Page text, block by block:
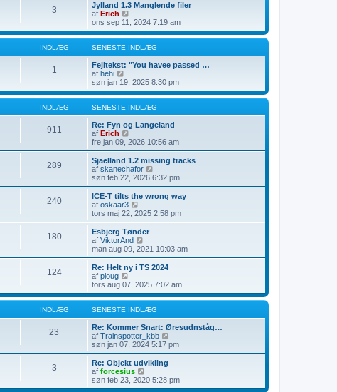
3
Jylland 1.3 Manglende filer
af Erich
s
d
e
t
s
n
e
s
t
e
i
d
l
æ
g
ons sep 11, 2024 7:19 am
INDLÆG SENESTE INDLÆG
1
Fejltekst: "You havee passed …
af hehi
i
s
d
e
t
s
e
n
e
s
t
e
d
l
æ
søn jan 19, 2025 8:30 pm
INDLÆG SENESTE INDLÆG
911
Re: Fyn og Langeland
af Erich
i
s
d
e
s
e
n
e
s
e
i
n
d
l
g
fre jan 09, 2026 10:56 am
289
Sjaelland 1.2 missing tracks
af skanechafor
i
s
d
t
e
s
e
n
d
æ
søn feb 22, 2026 6:32 pm
240
ICE-T tilts the wrong way
af oskaar3
i
s
d
e
t
e
n
e
s
t
e
i
n
d
l
æ
tors maj 22, 2025 2:58 pm
180
Esbjerg Tønder
af ViktorAnd
i
s
d
t
e
n
e
s
e
n
d
l
æ
man aug 09, 2021 10:03 am
124
Re: Helt ny i TS 2024
af ploug
i
s
d
e
t
s
e
n
e
s
t
e
i
tors aug 07, 2025 7:02 am
INDLÆG SENESTE INDLÆG
23
Re: Kommer Snart: Øresudnståg…
af Trainspotter_kbb
i
s
t
s
søn jan 07, 2024 5:17 pm
3
Re: Objekt udvikling
af forcesius
i
s
søn feb 23, 2020 5:28 pm